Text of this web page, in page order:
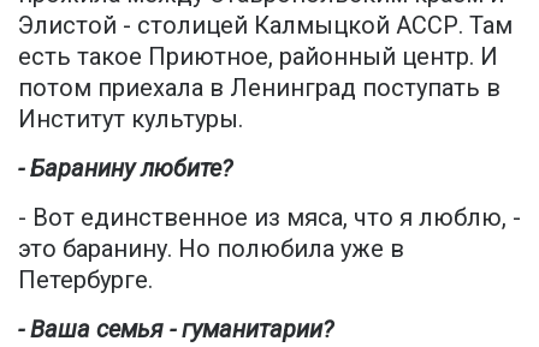
Элистой - столицей Калмыцкой АССР. Там
есть такое Приютное, районный центр. И
потом приехала в Ленинград поступать в
Институт культуры.
- Баранину любите?
- Вот единственное из мяса, что я люблю, -
это баранину. Но полюбила уже в
Петербурге.
- Ваша семья - гуманитарии?